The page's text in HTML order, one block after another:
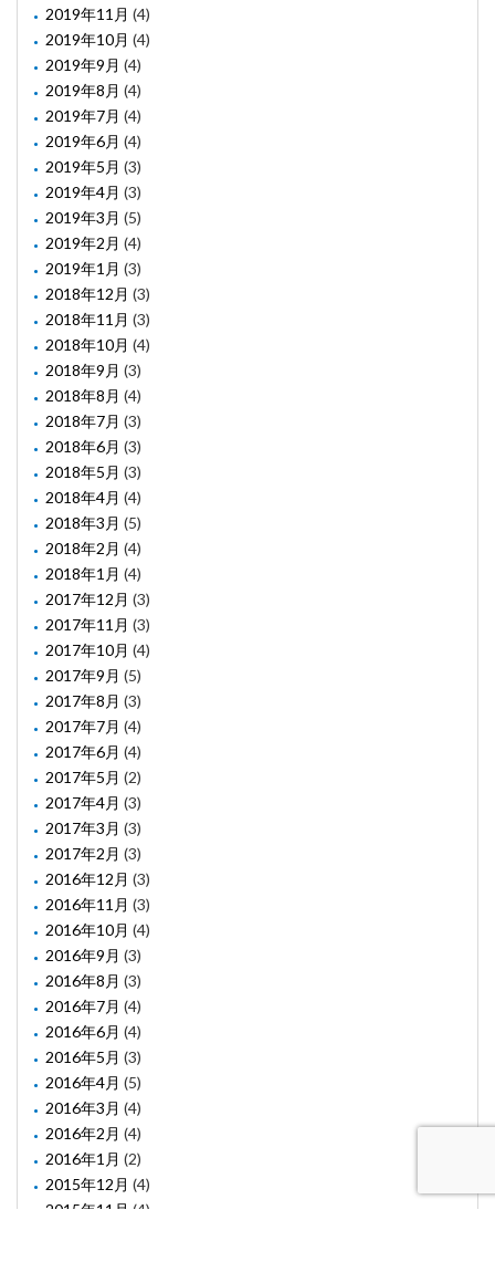
2019年11月 (4)
2019年10月 (4)
2019年9月 (4)
2019年8月 (4)
2019年7月 (4)
2019年6月 (4)
2019年5月 (3)
2019年4月 (3)
2019年3月 (5)
2019年2月 (4)
2019年1月 (3)
2018年12月 (3)
2018年11月 (3)
2018年10月 (4)
2018年9月 (3)
2018年8月 (4)
2018年7月 (3)
2018年6月 (3)
2018年5月 (3)
2018年4月 (4)
2018年3月 (5)
2018年2月 (4)
2018年1月 (4)
2017年12月 (3)
2017年11月 (3)
2017年10月 (4)
2017年9月 (5)
2017年8月 (3)
2017年7月 (4)
2017年6月 (4)
2017年5月 (2)
2017年4月 (3)
2017年3月 (3)
2017年2月 (3)
2016年12月 (3)
2016年11月 (3)
2016年10月 (4)
2016年9月 (3)
2016年8月 (3)
2016年7月 (4)
2016年6月 (4)
2016年5月 (3)
2016年4月 (5)
2016年3月 (4)
2016年2月 (4)
2016年1月 (2)
2015年12月 (4)
2015年11月 (4)